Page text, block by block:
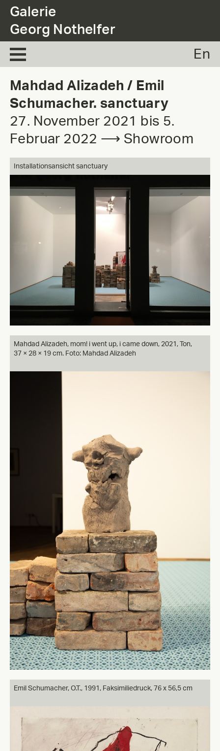
Galerie
Georg Nothelfer
En
Mahdad Alizadeh / Emil
Schumacher. sanctuary
27. November 2021 bis 5.
Februar 2022 ⟶ Showroom
Installationsansicht sanctuary
Mahdad Alizadeh, mom! i went up, i came down, 2021, Ton,
37 × 28 × 19 cm. Foto: Mahdad Alizadeh
Emil Schumacher, O.T., 1991, Faksimiliedruck, 76 x 56,5 cm